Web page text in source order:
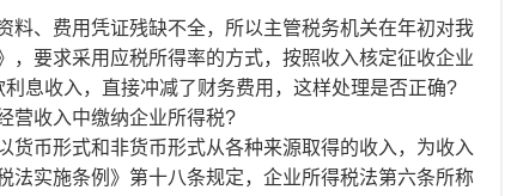
料、费用凭证残缺不全，所以主管税务机关在年初对我
，要求采用应税所得率的方式，按照收入核定征收企业
息收入，直接冲减了财务费用，这样处理是否正确?
营收入中缴纳企业所得税?
货币形式和非货币形式从各种来源取得的收入，为收入
法实施条例》第十八条规定，企业所得税法第六条所称